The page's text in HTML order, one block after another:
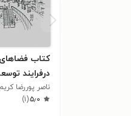
کتاب
درفرایند
ناصر پوررضا
۵٫۰(۱)